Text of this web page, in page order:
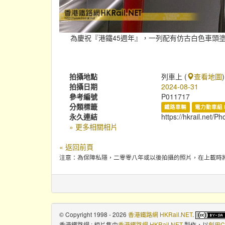
為慶祝『港鐵45週年』，一列配有仿古白色車頭
拍攝地點 列車上 ( 查看地圖)
拍攝日期
2024-08-31
參考編號
P011717
分類標籤
鐵路車輛 電力動車組
永久連結
https://hkrail.net/
» 更多相關相片
« 返回前頁
注意：為保障私隱，二零零八年或以後拍攝的照片，在上載
© Copyright 1998 - 2026 香港鐵路網 HKRail.NET.